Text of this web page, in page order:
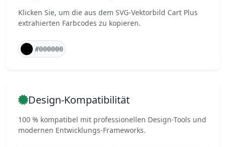
Klicken Sie, um die aus dem SVG-Vektorbild Cart Plus
extrahierten Farbcodes zu kopieren.
#000000
Design-Kompatibilität
100 % kompatibel mit professionellen Design-Tools und
modernen Entwicklungs-Frameworks.